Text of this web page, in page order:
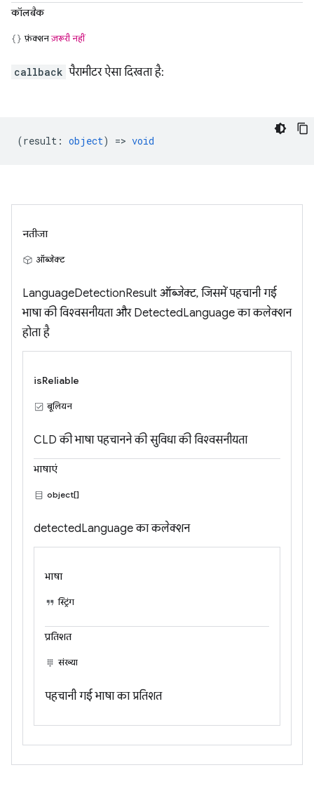
कॉलबैक
फ़ंक्शनज़रूरी नहीं
callback पैरामीटर ऐसा दिखता है:
(result : object) => void
नतीजा
ऑब्जेक्ट
LanguageDetectionResult ऑब्जेक्ट, जिसमें पहचानी गई
भाषा की विश्वसनीयता और DetectedLanguage का कलेक्शन
होता है
isReliable
बूलियन
CLD की भाषा पहचानने की सुविधा की विश्वसनीयता
भाषाएं
object[]
detectedLanguage का कलेक्शन
भाषा
स्ट्रिंग
प्रतिशत
संख्या
पहचानी गई भाषा का प्रतिशत